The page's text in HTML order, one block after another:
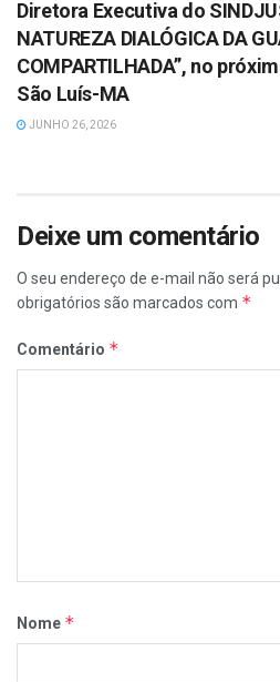
Diretora Executiva do
NATUREZA DIALÓGICA DA
COMPARTILHADA”, no
São Luís-MA
JUNHO 26, 2026
Deixe um comentário
O seu endereço de e-mail não será
obrigatórios são marcados com *
Comentário *
Nome *